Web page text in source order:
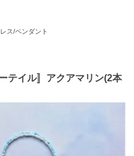
ス/ペンダント
テイル〛アクアマリン(2本